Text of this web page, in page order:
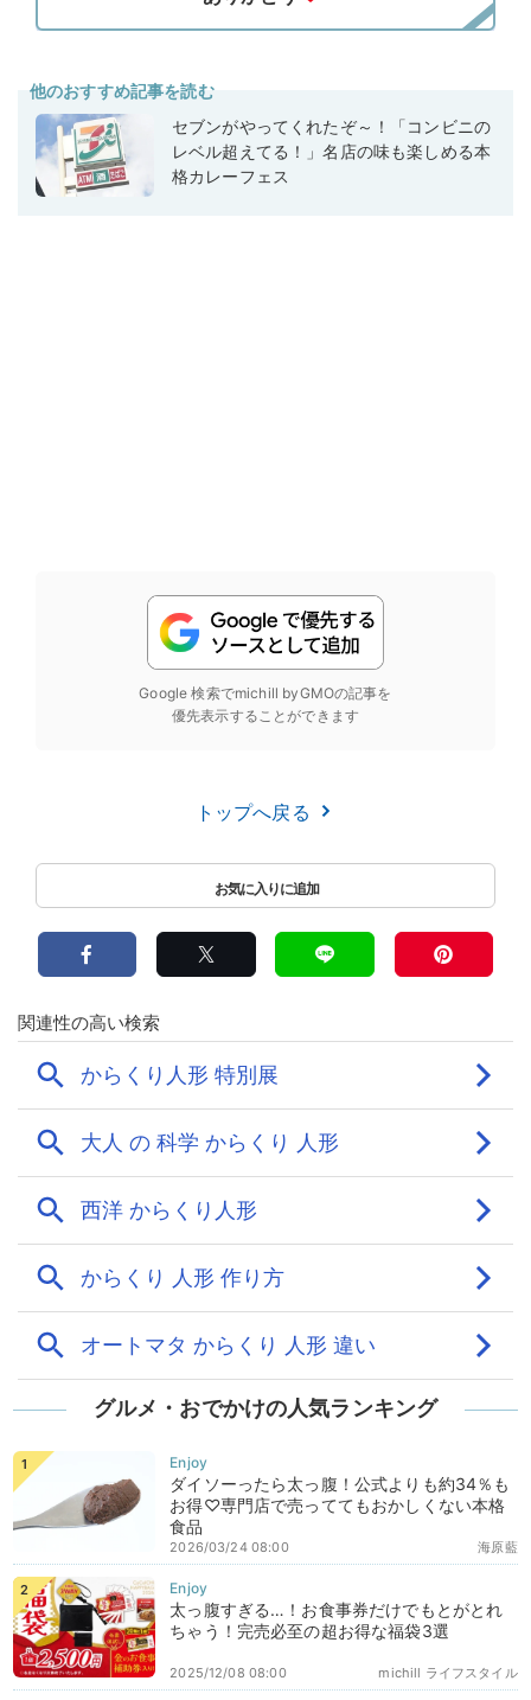
他のおすすめ記事を読む
セブンがやってくれたぞ～！「コンビニの
レベル超えてる！」名店の味も楽しめる本
格カレーフェス
Google 検索でmichill byGMOの記事を
優先表示することができます
トップへ戻る
グルメ・おでかけの人気ランキング
ダイソーったら太っ腹！公式よりも約34％も
お得♡専門店で売っててもおかしくない本格
食品
海原藍
2026/03/24 08:00
太っ腹すぎる…！お食事券だけでもとがとれ
ちゃう！完売必至の超お得な福袋3選
michill ライフスタイル
2025/12/08 08:00